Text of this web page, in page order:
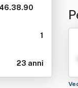
46.38.90
1
23 anni